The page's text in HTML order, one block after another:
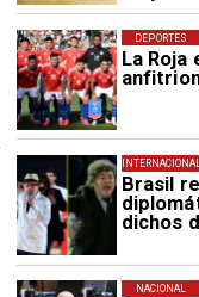
La
DEPORTES
Brasil
dichos
INTERNACIONAL
NACIONAL